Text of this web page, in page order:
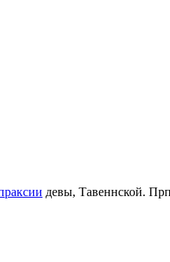
девы, Тавеннской.